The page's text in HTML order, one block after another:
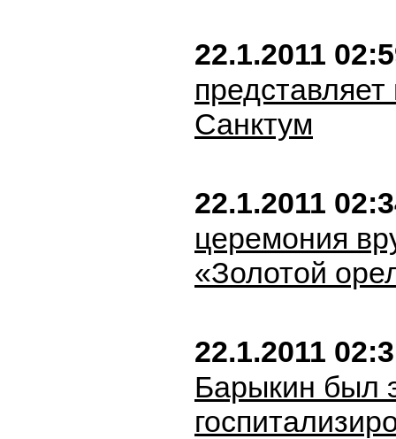
22.1.2011
Санктум
22.1.2011
церемония
«Золотой
22.1.2011
Барыкин был